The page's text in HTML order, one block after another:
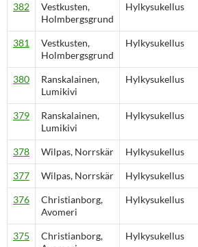
382
Vestkusten,
Holmbergsgrund
Hylkysukellus
381
Vestkusten,
Holmbergsgrund
Hylkysukellus
380
Ranskalainen,
Lumikivi
Hylkysukellus
379
Ranskalainen,
Lumikivi
Hylkysukellus
378 Wilpas, Norrskär Hylkysukellus
377 Wilpas, Norrskär Hylkysukellus
376
Christianborg,
Avomeri
Hylkysukellus
375
Christianborg,
Hylkysukellus